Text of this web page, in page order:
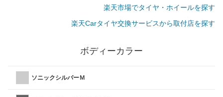
楽天市場でタイヤ・ホイールを探す
楽天Carタイヤ交換サービスから取付店を探す
ボディーカラー
ソニックシルバーＭ